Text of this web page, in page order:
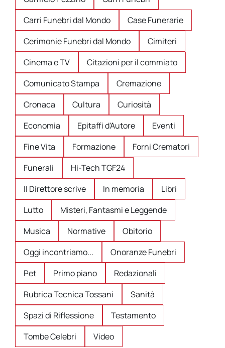
Carri Funebri dal Mondo
Case Funerarie
Cerimonie Funebri dal Mondo
Cimiteri
Cinema e TV
Citazioni per il commiato
Comunicato Stampa
Cremazione
Cronaca
Cultura
Curiosità
Economia
Epitaffi d'Autore
Eventi
Fine Vita
Formazione
Forni Crematori
Funerali
Hi-Tech TGF24
Il Direttore scrive
In memoria
Libri
Lutto
Misteri, Fantasmi e Leggende
Musica
Normative
Obitorio
Oggi incontriamo...
Onoranze Funebri
Pet
Primo piano
Redazionali
Rubrica Tecnica Tossani
Sanità
Spazi di Riflessione
Testamento
Tombe Celebri
Video